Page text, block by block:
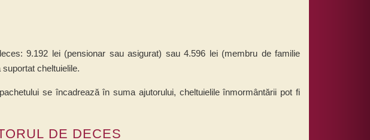
9.192 lei (pensionar sau asigurat) sau 4.596 lei (membru de familie
cheltuielile.
se încadrează în suma ajutorului, cheltuielile înmormântării pot fi
DE DECES